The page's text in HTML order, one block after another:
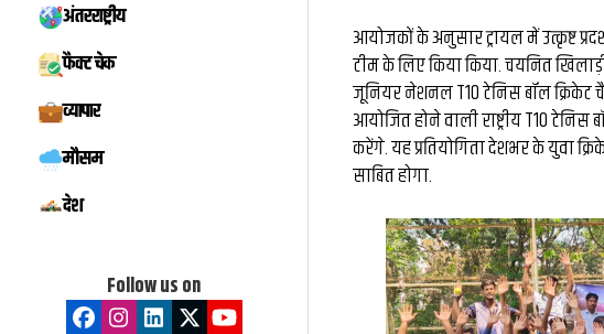
अंतरराष्ट्रीय
फैक्ट चेक
व्यापार
मौसम
देश
Follow us on
आयोजकों के अनुसार ट्रायल में उत्कृष्ट
टीम के लिए किया किया. चयनित
जूनियर नेशनल T10 टेनिस बॉल क्रिकेट
आयोजित होने वाली राष्ट्रीय T10 टेनिस
करेंगे. यह प्रतियोगिता देशभर के युवा
साबित होगा.